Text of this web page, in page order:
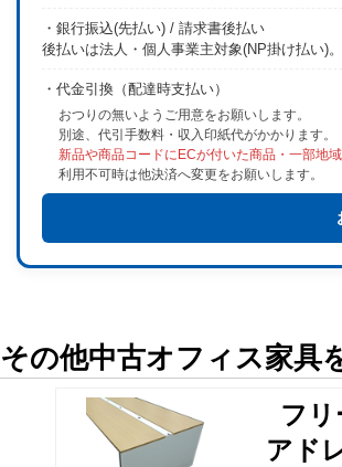
・銀行振込(先払い) / 請求書後払い
後払いは法人・個人事業主対象(NP掛け払い)。
・代金引換（配達時支払い）
おつりの無いようご用意をお願いします。
別途、代引手数料・収入印紙代がかかります。
新品や商品コードにECが付いた商品・一部地域
利用不可時は他決済へ変更をお願いします。
その他中古オフィス家具
フリ
アド